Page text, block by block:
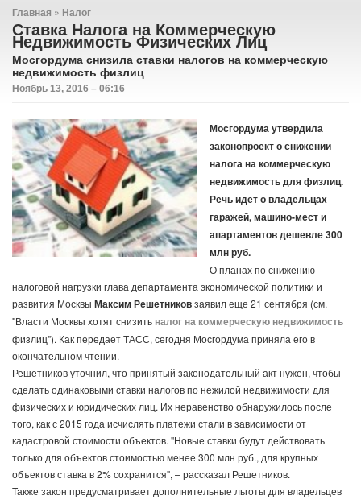
Главная » Налог
Ставка Налога на Коммерческую
Недвижимость Физических Лиц
Мосгордума снизила ставки налогов на коммерческую
недвижимость физлиц
Ноябрь 13, 2016 – 06:16
Мосгордума утвердила
законопроект о снижении
налога на коммерческую
недвижимость для физлиц.
Речь идет о владельцах
гаражей, машино-мест и
апартаментов дешевле 300
млн руб.
О планах по снижению
налоговой нагрузки глава департамента экономической политики и
развития Москвы Максим Решетниковзаявил еще 21 сентября (см.
"Власти Москвы хотят снизить налог на коммерческую недвижимость
физлиц"). Как передает ТАСС, сегодня Мосгордума приняла его в
окончательном чтении.
Решетников уточнил, что принятый законодательный акт нужен, чтобы
сделать одинаковыми ставки налогов по нежилой недвижимости для
физических и юридических лиц. Их неравенство обнаружилось после
того, как с 2015 года исчислять платежи стали в зависимости от
кадастровой стоимости объектов. "Новые ставки будут действовать
только для объектов стоимостью менее 300 млн руб., для крупных
объектов ставка в 2% сохранится", – рассказал Решетников.
Также закон предусматривает дополнительные льготы для владельцев